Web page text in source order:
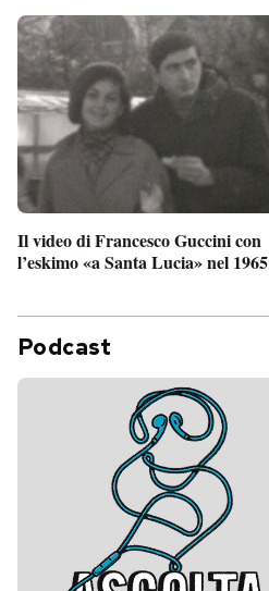
Il video di Francesco Guccini con
l’eskimo «a Santa Lucia» nel 1965
Podcast